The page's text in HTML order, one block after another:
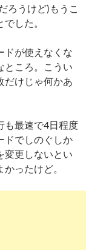
ろうけど)もうこ
した。
ドが使えなくな
ところ。こうい
だけじゃ何かあ
も最速で4日程度
ドでしのぐしか
変更しないとい
ったけど。